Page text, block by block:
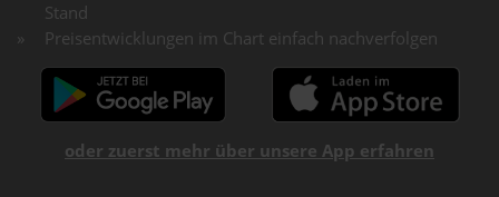
Stand
Preisentwicklungen im Chart einfach nachverfolgen
oder zuerst mehr über unsere App erfahren